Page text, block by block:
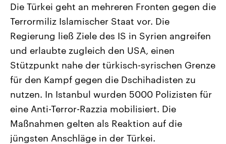
Landtagswahl Sachsen-Anhalt
2026
Alle Informationen
Sachsen-Anhalt wählt am 6.
September 2026 einen neuen
Landtag. Seit 2021 wird das
Bundesland von einer Koalition aus
CDU, SPD und FDP regiert.-
Umfragen, Prognosen,
Wahlprogramme, aktuelle Berichte
und Hintergründe zu den Parteien
und Kandidaten der anstehenden
Wahl.
USA
Aktuelle Beiträge,
Hintergründe
Wirtschaftlich und
gehören die Vereinigten
den mächtigsten Ländern
mit großem Einfluss auf
Sendungen Programm Podcasts
Audio-Archiv
Die Türkei geht an mehreren Fronten gegen die
Terrormiliz Islamischer Staat vor. Die
Regierung ließ Ziele des IS in Syrien angreifen
und erlaubte zugleich den USA, einen
Stützpunkt nahe der türkisch-syrischen Grenze
für den Kampf gegen die Dschihadisten zu
nutzen. In Istanbul wurden 5000 Polizisten für
eine Anti-Terror-Razzia mobilisiert. Die
Maßnahmen gelten als Reaktion auf die
jüngsten Anschläge in der Türkei.